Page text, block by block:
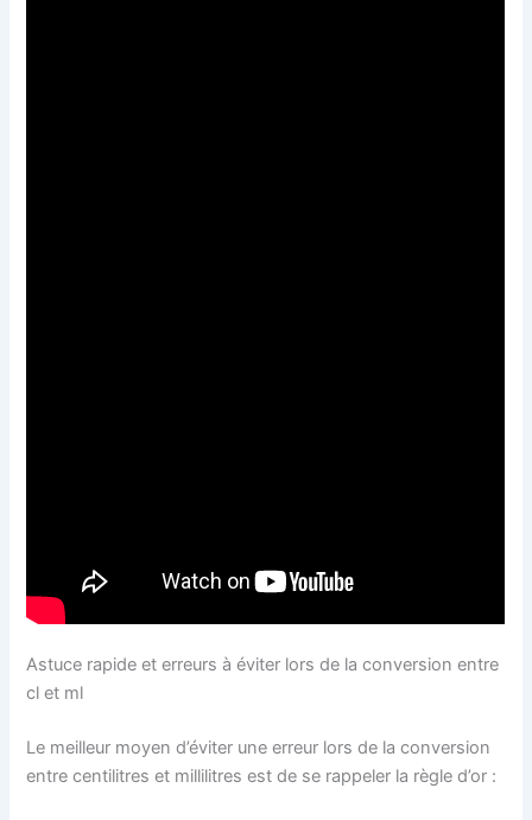
Astuce rapide et erreurs à éviter lors de la conversion entre
cl et ml
Le meilleur moyen d’éviter une erreur lors de la conversion
entre centilitres et millilitres est de se rappeler la règle d’or :